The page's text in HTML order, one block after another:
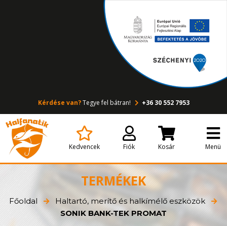
Kérdése van?Tegye fel bátran! +36 30 552 7953
Kedvencek Fiók Kosár Menü
TERMÉKEK
Főoldal
Haltartó, merítő és halkímélő eszközök
SONIK BANK-TEK PROMAT